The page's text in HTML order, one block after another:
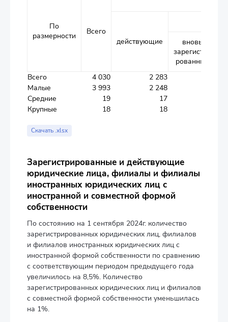
По
размерности
Всего
действующие
вновь
зарегистри
рованные
Всего 4 030 2 283
Малые
3 993 2 248
Средние
19 17
Крупные
18 18
Скачать .xlsx
Зарегистрированные и действующие
юридические лица, филиалы и филиалы
иностранных юридических лиц с
иностранной и совместной формой
собственности
По состоянию на 1 сентября 2024г. количество
зарегистрированных юридических лиц, филиалов
и филиалов иностранных юридических лиц с
иностранной формой собственности по сравнению
с соответствующим периодом предыдущего года
увеличилось на 8,5%. Количество
зарегистрированных юридических лиц и филиалов
с совместной формой собственности уменьшилась
на 1%.